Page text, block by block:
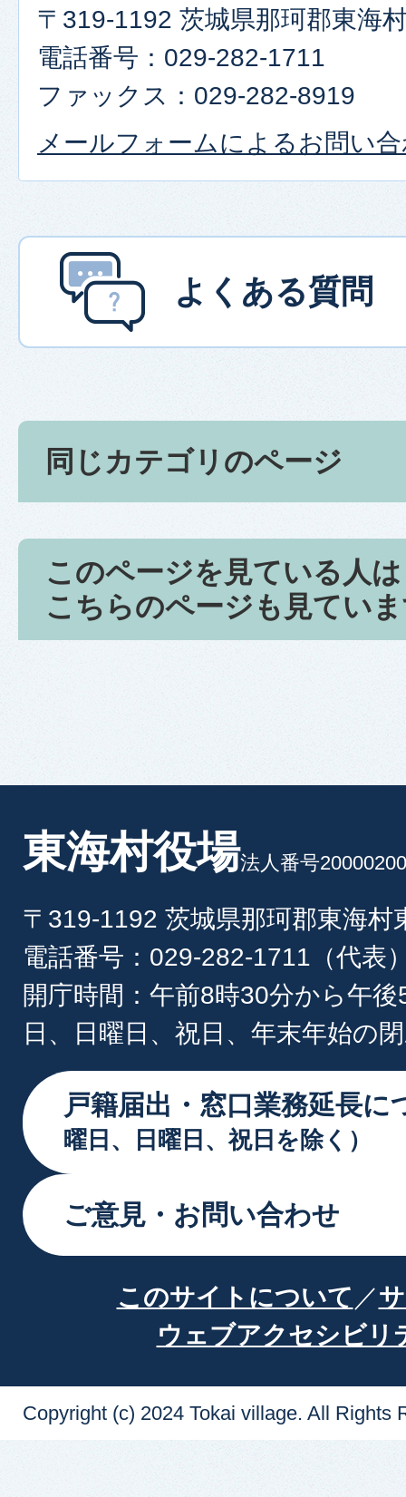
〒319-1192 茨城県那珂郡東海
電話番号：029-282-1711
ファックス：029-282-8919
メールフォームによるお問い
よくある質問
同じカテゴリのページ
このページを見ている人は
こちらのページも見てい
東海村役場法人番号
〒319-1192 茨城県那珂郡東海村
電話番号：029-282-1711（代表
開庁時間：午前8時30分から午
日、日曜日、祝日、年末年始の
戸籍届出・窓口業務延長に
曜日、日曜日、祝日を除く）
ご意見・お問い合わせ
このサイトについて
ウェブアクセシビリ
Copyright (c) 2024 Tokai village. All Rights